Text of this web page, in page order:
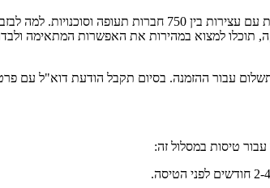
רוצה לקנות כרטיס טיסה מ-תל אביב יפו ל-לרנקה במחיר הנמוך ביותר? אנו משווים את מחירי הטיסות הישירות תל
תוכלו למצוא במהירות את האפשרות המתאימה
עבור ההזמנה. בסיום תקבל הודעת דוא"ל עם
טיסות במסלול זה: